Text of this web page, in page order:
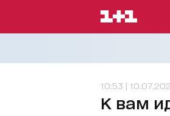
10:53 |
К вам